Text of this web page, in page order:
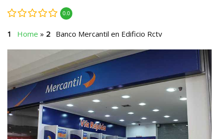
0.0
Home » Banco Mercantil en Edificio Rctv